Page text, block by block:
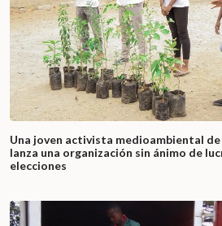
Una joven activista medioambiental
lanza una organización sin ánimo de
elecciones